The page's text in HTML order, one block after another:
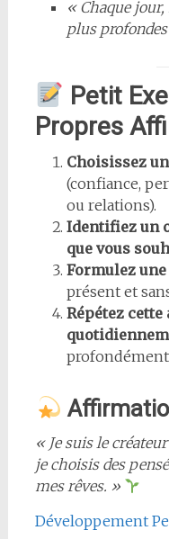
« Chaque
plus
Petit
Propres
Choisissez
(confiance,
ou relations).
Identifiez un
que vous
Formulez
présent et
Répétez
« Je suis le
je choisis des
mes rêves. »
Développement